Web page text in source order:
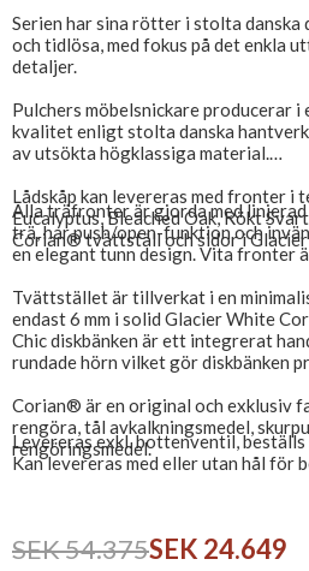
Serien har sina rötter i stolta danska
och tidlösa, med fokus på det enkla
detaljer.
Pulchers möbelsnickare producerar i
kvalitet enligt stolta danska
av utsökta högklassiga material.
Lådskåp kan levereras med fronter i
Eucalyptus, Bleached Oak, Rökt
Corian® tvättställ och sidor i
Alla träfronter är gjorda med
trä, har push/open-funktion och
en elegant tunn design. Vita fronter
Tvättstället är tillverkat i en
endast 6 mm i solid Glacier White
Chic diskbänken är ett integrerat
rundade hörn vilket gör diskbänken
Corian® är en original och exklusiv
rengöra, tål avkalkningsmedel,
rengöringsmedel.
Levereras exkl. bottenventil, beställs
Kan levereras med eller utan hål för
SEK 54.375SEK 24.649